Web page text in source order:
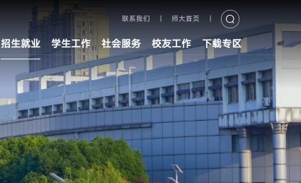
联系我们 师大首页
招生就业 学生工作 社会服务 校友工作 下载专区